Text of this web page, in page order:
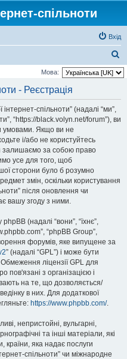
спільноти
Вхід
о
Мова:
- Реєстрація
спільноти” (надалі “ми”,
“https://black.volyn.net/forum”), ви
умовами. Якщо ви не
і/або не користуйтесь
залишаємо за собою право
усе для того, щоб
сторони було б розумно
змін, оскільки користування
після оновлення чи
вашу згоду з ними.
(надалі “вони”, “їхнє”,
“phpBB Group”,
форумів, яке випущене за
” (надалі “GPL”) і може бути
Обмеження ліцензії GPL для
пов'язані з організацією і
на те, що дозволяється/
в них. Для додаткової
https://www.phpbb.com/.
непристойні, вульгарні,
та інші матеріали, які
країни, яка надає послуги
спільноти” чи міжнародне